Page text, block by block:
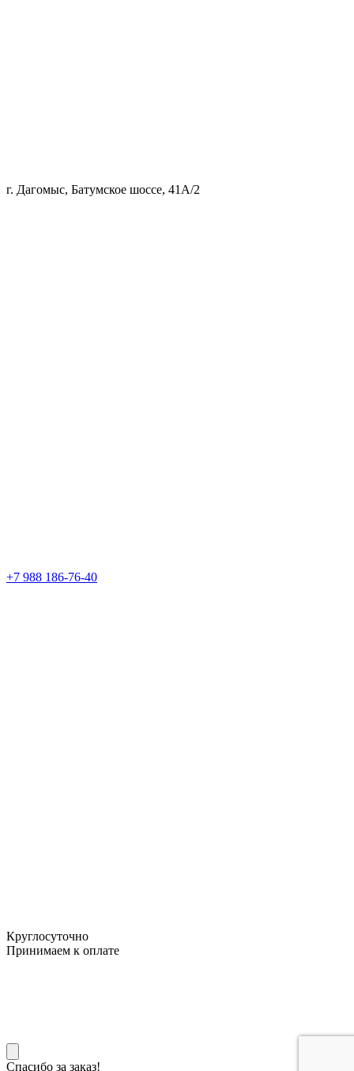
г. Дагомыс, Батумское шоссе, 41А/2
+7 988 186-76-40
Круглосуточно
Принимаем к оплате
Спасибо за заказ!